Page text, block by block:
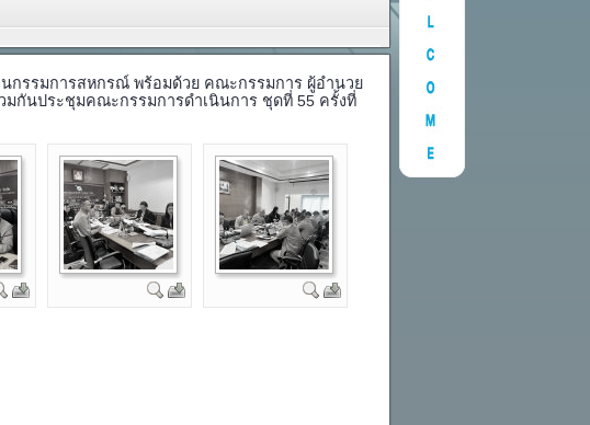
กรรมการสหกรณ์ พร้อมด้วย คณะกรรมการ ผู้อำนวย
มกันประชุมคณะกรรมการดำเนินการ ชุดที่ 55 ครั้งที่